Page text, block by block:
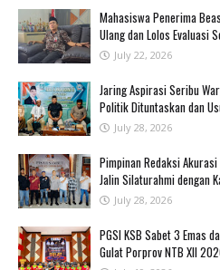
Mahasiswa Penerima
Ulang dan Lolos Evaluasi
July 22, 2026
Jaring Aspirasi Seribu
Politik Dituntaskan dan
July 28, 2026
Pimpinan Redaksi
Jalin Silaturahmi dengan
July 28, 2026
PGSI KSB Sabet 3 Emas
Gulat Porprov NTB XII